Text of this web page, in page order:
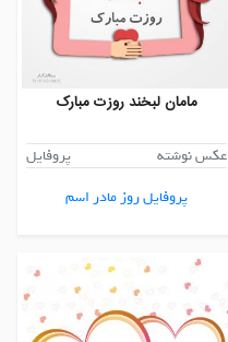
مامان لبخند روزت مبارک
عکس نوشته
پروفایل
پروفایل روز مادر اسم